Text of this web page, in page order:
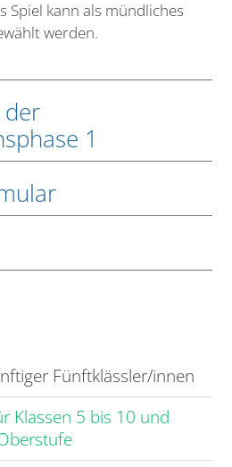
Spiel kann als mündliches
werden.
der
1
Fünftklässler/innen
Klassen 5 bis 10 und